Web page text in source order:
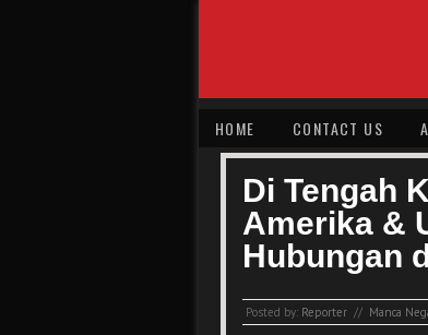
HOME CONTACT US
Di Tengah
Amerika &
Hubungan
Posted by: Reporter // Manca